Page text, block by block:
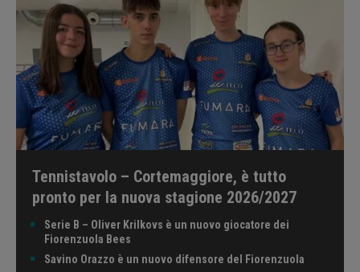
Tennistavolo – Cortemaggiore, è tutto
pronto per la nuova stagione 2026/2027
Serie B – Oliver Krilkovs è un nuovo giocatore dei
Fiorenzuola Bees
Savino Orazzo è un nuovo difensore del Fiorenzuola